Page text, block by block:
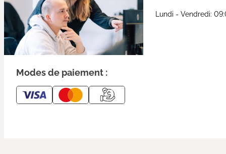
Lundi - Vendredi:
Modes de paiement :